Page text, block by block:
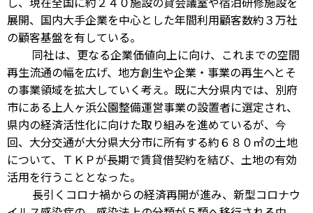
展開、国内大手企業を中心とした年間利用顧客数約３万社
の顧客基盤を有している。
同社は、更なる企業価値向上に向け、これまでの空間
再生流通の幅を広げ、地方創生や企業・事業の再生へとそ
の事業領域を拡大していく考え。既に大分県内では、別府
市にある上人ヶ浜公園整備運営事業の設置者に選定され、
県内の経済活性化に向けた取り組みを進めているが、今
回、大分交通が大分県大分市に所有する約６８０㎡の土地
について、ＴＫＰが長期で賃貸借契約を結び、土地の有効
活用を行うこととなった。
長引くコロナ禍からの経済再開が進み、新型コロナウ